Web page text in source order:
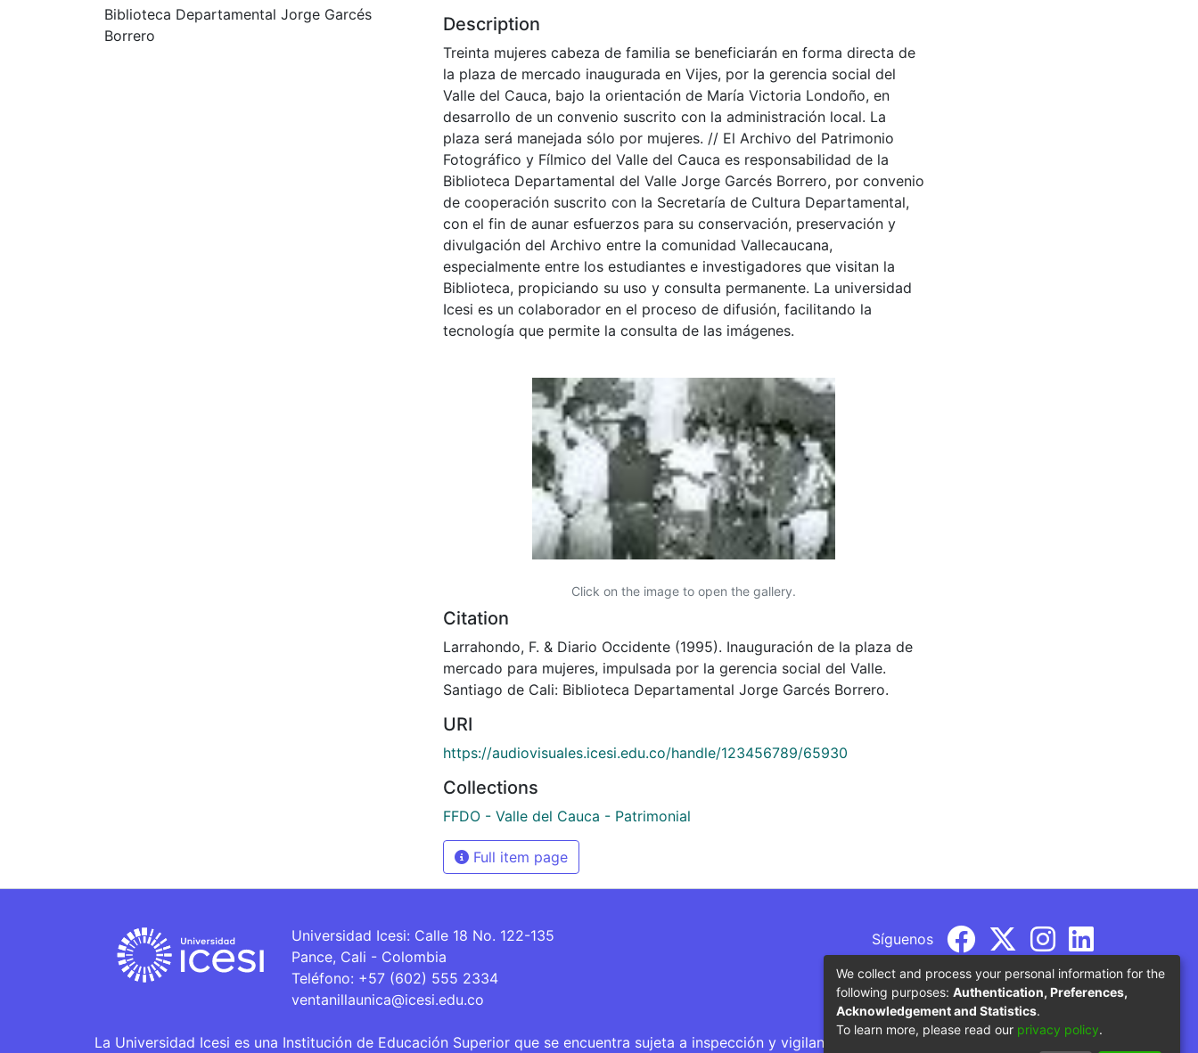
Biblioteca Departamental Jorge Garcés
Borrero
Description
Treinta mujeres cabeza de familia se beneficiarán en forma directa de
la plaza de mercado inaugurada en Vijes, por la gerencia social del
Valle del Cauca, bajo la orientación de María Victoria Londoño, en
desarrollo de un convenio suscrito con la administración local. La
plaza será manejada sólo por mujeres. // El Archivo del Patrimonio
Fotográfico y Fílmico del Valle del Cauca es responsabilidad de la
Biblioteca Departamental del Valle Jorge Garcés Borrero, por convenio
de cooperación suscrito con la Secretaría de Cultura Departamental,
con el fin de aunar esfuerzos para su conservación, preservación y
divulgación del Archivo entre la comunidad Vallecaucana,
especialmente entre los estudiantes e investigadores que visitan la
Biblioteca, propiciando su uso y consulta permanente. La universidad
Icesi es un colaborador en el proceso de difusión, facilitando la
tecnología que permite la consulta de las imágenes.
Click on the image to open the gallery.
Citation
Larrahondo, F. & Diario Occidente (1995). Inauguración de la plaza de
mercado para mujeres, impulsada por la gerencia social del Valle.
Santiago de Cali: Biblioteca Departamental Jorge Garcés Borrero.
URI
https://audiovisuales.icesi.edu.co/handle/123456789/65930
Collections
FFDO - Valle del Cauca - Patrimonial
Full item page
Universidad Icesi: Calle 18 No. 122-135
Pance, Cali - Colombia
Teléfono: +57 (602) 555 2334
ventanillaunica@icesi.edu.co
Síguenos
La Universidad Icesi es una Institución de Educación Superior que se encuentra sujeta a inspección y vigilancia por parte del Ministerio de Educación
We collect and process your personal information for the
following purposes: Authentication, Preferences,
Acknowledgement and Statistics.
To learn more, please read our privacy policy.